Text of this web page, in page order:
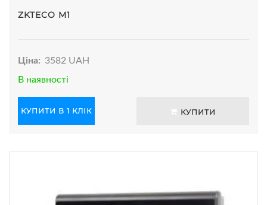
ZKTECO M1
Ціна: 3582 UAH
В наявності
КУПИТИ В 1 КЛІК КУПИТИ